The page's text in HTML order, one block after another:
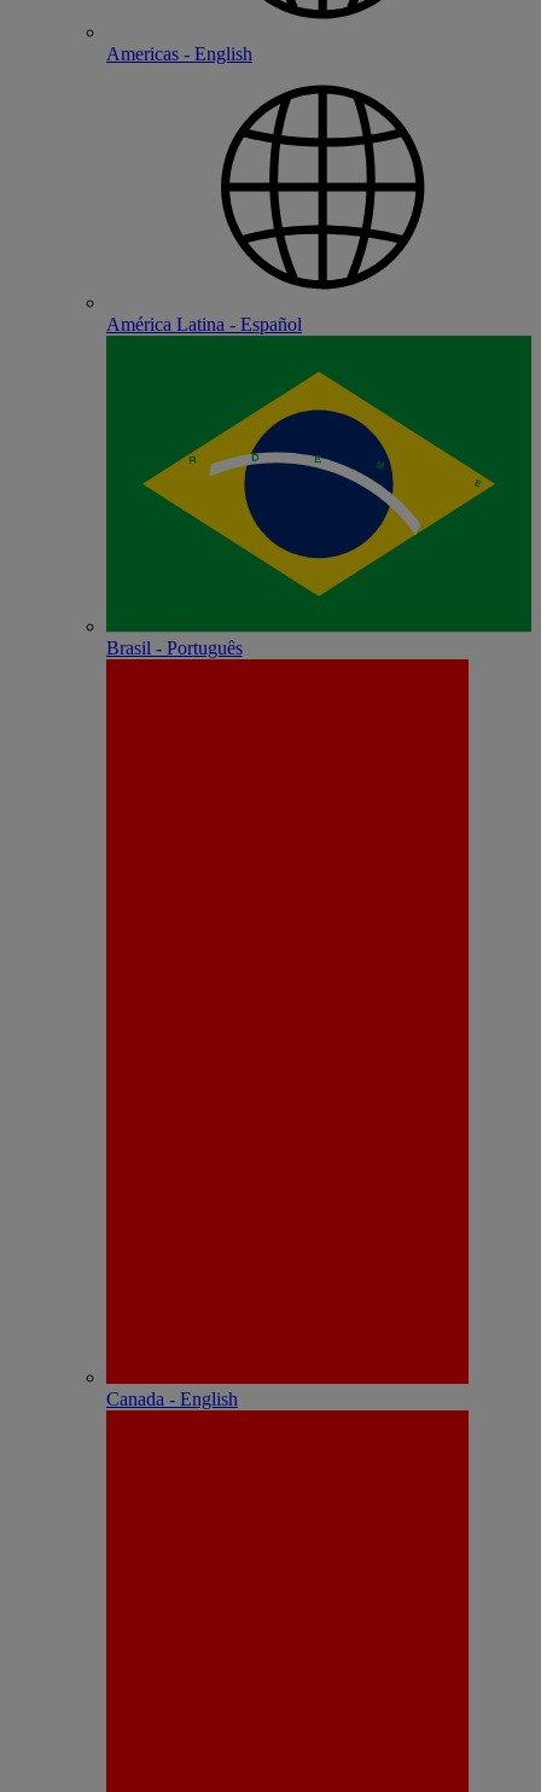
Americas - English
América Latina - Español
Brasil - Português
Canada - English